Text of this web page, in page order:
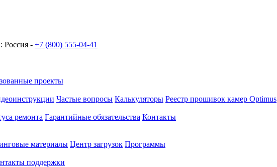
Россия - +7 (800) 555-04-41
проекты
Частые вопросы Калькуляторы Реестр прошивок камер Optimus
ремонта Гарантийные обязательства Контакты
материалы Центр загрузок Программы
поддержки